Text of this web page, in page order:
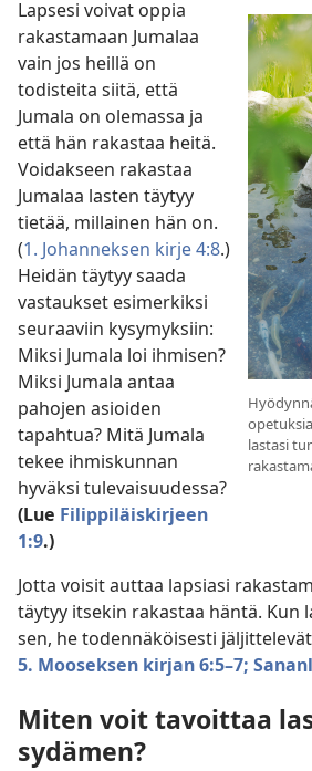
lastasi
Lapsesi voivat oppia
rakastamaan Jumalaa
vain jos heillä on
todisteita siitä, että
Jumala on olemassa ja
että hän rakastaa heitä.
Voidakseen rakastaa
Jumalaa lasten täytyy
tietää, millainen hän on.
(1. Johanneksen kirje 4:8.)
Heidän täytyy saada
vastaukset esimerkiksi
seuraaviin kysymyksiin:
Miksi Jumala loi ihmisen?
Miksi Jumala antaa
pahojen asioiden
tapahtua? Mitä Jumala
tekee ihmiskunnan
hyväksi tulevaisuudessa?
(Lue Filippiläiskirjeen
1:9.)
Jotta voisit auttaa lapsiasi
täytyy itsekin rakastaa häntä. Kun
sen, he todennäköisesti
5. Mooseksen kirjan 6:5–7;
Miten voit tavoittaa
sydämen?